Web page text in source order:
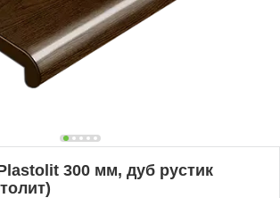
300 мм, дуб рустик